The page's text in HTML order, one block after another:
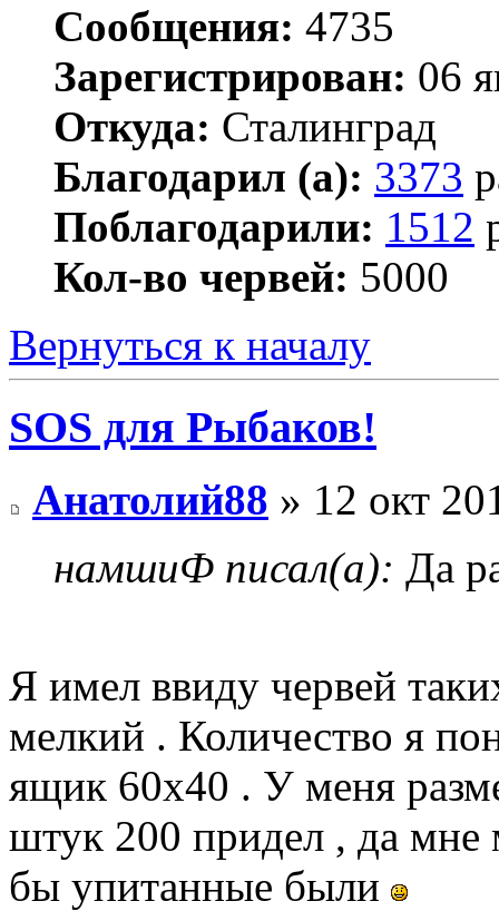
Сообщения: 4735
Зарегистрирован: 06
Откуда: Сталинград
Благодарил (а): 3373
Поблагодарили: 1512
Кол-во червей: 5000
Вернуться к началу
SOS для Рыбаков!
Анатолий88 » 12 окт
намшиФ писал(а): Да
Я имел ввиду червей
мелкий . Количество я
ящик 60х40 . У меня
штук 200 придел , да мне
бы упитанные были